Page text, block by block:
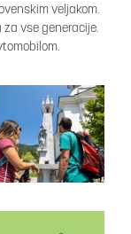
veljakom.
za vse generacije.